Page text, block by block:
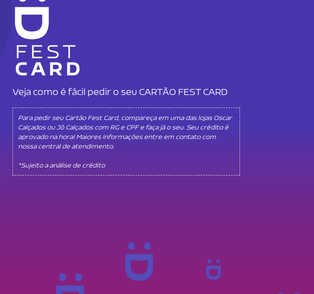
Veja como é fácil pedir o seu CARTÃO FEST CARD
Para pedir seu Cartão Fest Card, compareça em uma das lojas Oscar
Calçados ou Jô Calçados com RG e CPF e faça já o seu. Seu crédito é
aprovado na hora! Maiores informações entre em contato com
nossa central de atendimento.
*Sujeito a análise de crédito